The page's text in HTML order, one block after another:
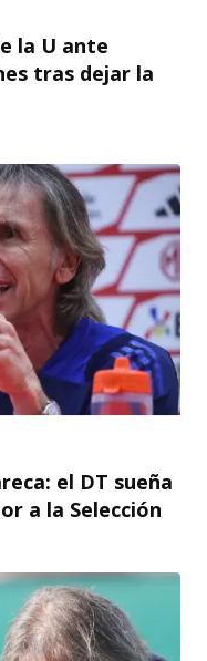
la U ante
tras dejar la
el DT sueña
a la Selección